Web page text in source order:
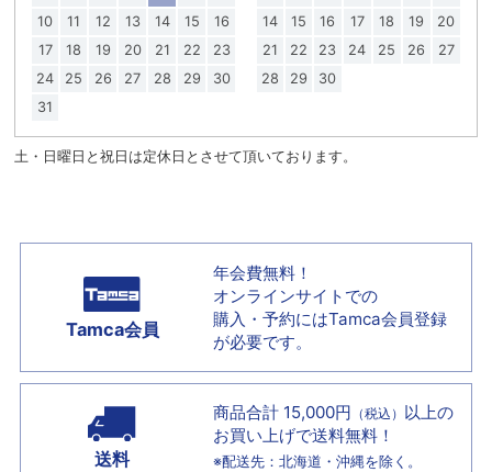
10
11 12 13 14 15
16
17
18 19 20 21 22
23
24
25 26 27 28 29
30
31
14
15 16 17 18 19
20
21
22 23 24 25 26
27
28
29 30
土・日曜日と祝日は定休日とさせて頂いております。
Tamca会員
年会費無料！
オンラインサイトでの
購入・予約にはTamca会員登録
が必要です。
送料
商品合計 15,000円 （税込） 以上の
お買い上げで送料無料！
※配送先：北海道・沖縄を除く。